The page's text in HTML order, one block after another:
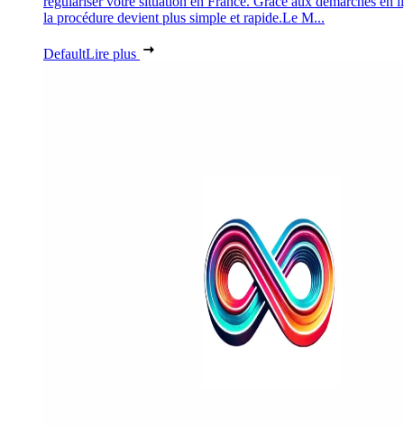
la procédure devient plus simple et rapide.Le M...
DefaultLire plus